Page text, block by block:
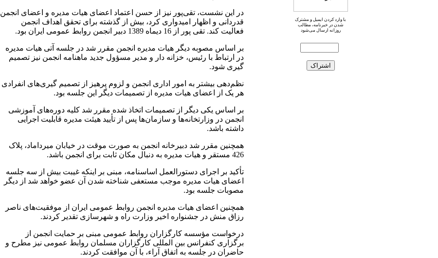
در این نشست، تقی‌پور نیز از حسن اعتماد اعضای هیات مدیره و اعضای انجمن
قدردانی و اظهار امیدواری کرد، بیش از گذشته برای تحقق اهداف انجمن
فعالیت کند. تقی پور از 16 دیماه 1389 دبیر انجمن روابط عمومی ایران بود.
بر اساس مصوبه دیگر هیات مدیره انجمن مقرر شد در جلسه آتی هیات مدیره
در ارتباط با رئیس، خزانه دار و مدیر مسؤول جدید ماهنامه انجمن نیز تصمیم
گیری شود.
نظم‌دهی بیشتر به امور اداری انجمن و لزوم پرهیز از تصمیم گیری‌های انفرادی
هر یک از اعضای هیات مدیره از تصمیمات دیگر این جلسه بود.
بر اساس یکی دیگر از تصمیمات اتخاذ شده مقرر شد کلیه دوره‌های آموزشی
انجمن در وزارتخانه‌ها و سازمان‌ها پس از تأیید هیئت مدیره قابلیت اجرایی
داشته باشد.
همچنین مقرر شد دبیرخانه انجمن به صورت موقت در خیابان میرداماد، پلاک
426 مستقر و هیات مدیره به دنبال مکان ثابت برای انجمن باشد.
تأکید بر اجرای دستورالعمل اساسنامه، مبنی بر اینکه غیبت بیش از سه جلسه
اعضای هیات مدیره موجب مستعفی شناخته شدن آن عضو خواهد شد از دیگر
مصوبات جلسه بود.
همچنین اعضای هیات مدیره انجمن روابط عمومی ایران از موفقیت‌های ناصر
رزاق منش در جشنواره اخیر وزارت راه و شهرسازی تقدیر کردند.
درخواست مؤسسه کارگزاران روابط عمومی مبنی بر حمایت انجمن از
برگزاری کنفرانس بین المللی کارگزاران مسلمان روابط عمومی نیز مطرح و
حاضران در جلسه به اتفاق آراء، با آن موافقت کردند.
با وارد کردن ایمیل و مشترک
شدن در خبرنامه، مطالب
روزانه ارسال می‌شود